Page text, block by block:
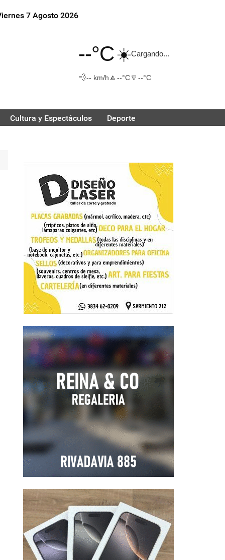
7 Agosto 2026
--°C☀️Cargando...
💨-- km/h 🔼 --°C🔽 --°C
Cultura y Espectáculos Deporte